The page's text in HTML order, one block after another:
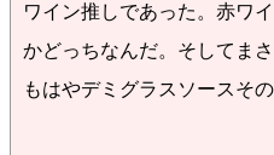
ワイン推しであった。赤ワ
かどっちなんだ。そしてま
もはやデミグラスソースそ